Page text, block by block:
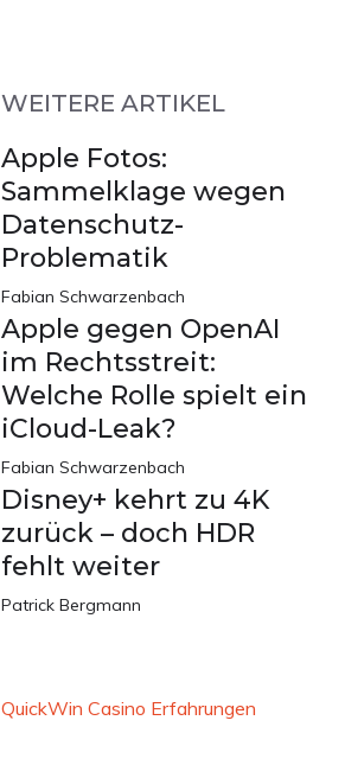
WEITERE ARTIKEL
Apple Fotos:
Sammelklage wegen
Datenschutz-
Problematik
Fabian Schwarzenbach
Apple gegen OpenAI
im Rechtsstreit:
Welche Rolle spielt ein
iCloud-Leak?
Fabian Schwarzenbach
Disney+ kehrt zu 4K
zurück – doch HDR
fehlt weiter
Patrick Bergmann
QuickWin Casino Erfahrungen